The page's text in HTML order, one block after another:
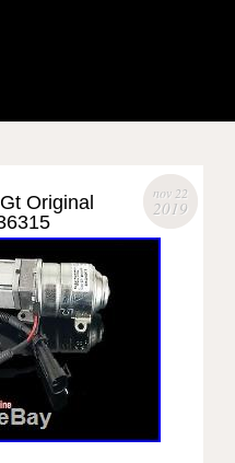
nov 22
2019
Original